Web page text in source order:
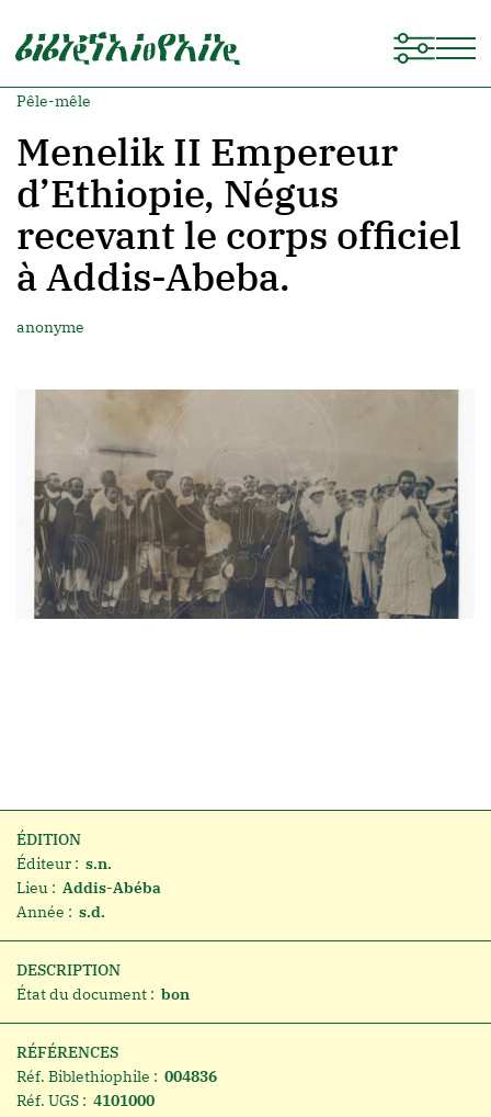
Pêle-mêle
Menelik II Empereur
d’Ethiopie, Négus
recevant le corps officiel
à Addis-Abeba.
anonyme
ÉDITION
Éditeur : s.n.
Lieu : Addis-Abéba
Année : s.d.
DESCRIPTION
État du document : bon
RÉFÉRENCES
Réf. Biblethiophile : 004836
Réf. UGS : 4101000